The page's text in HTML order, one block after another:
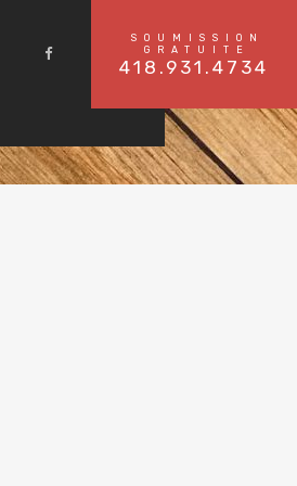
SOUMISSION
GRATUITE
418.931.4734